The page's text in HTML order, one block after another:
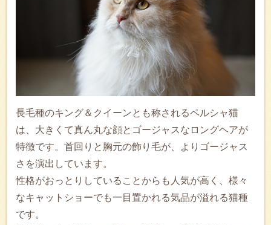
長毛種のキング＆クイーンとも称されるペルシャ猫
は、大きくて真ん丸な顔とゴージャスなロングヘアが
特徴です。首回りと胸元の飾り毛が、よりゴージャス
さを演出しています。
性格がおっとりしていることからも人気が高く、様々
なキャットショーでも一目置かれる気品が溢れる猫種
です。